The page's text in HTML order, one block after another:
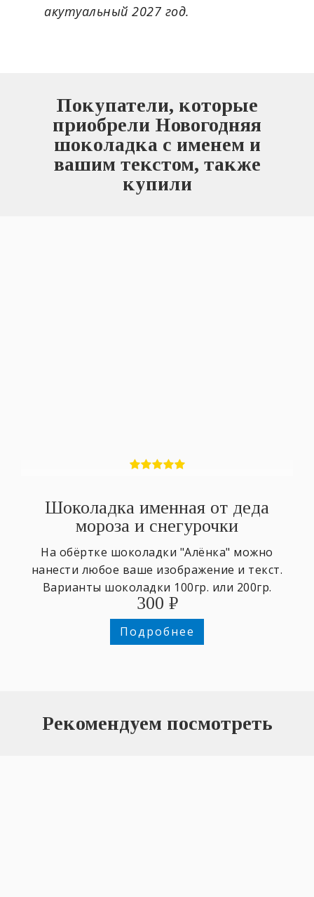
акутуальный 2027 год.
Покупатели, которые
приобрели Новогодняя
шоколадка с именем и
вашим текстом, также
купили
Шоколадка именная от деда
мороза и снегурочки
На обёртке шоколадки "Алёнка" можно
нанести любое ваше изображение и текст.
Варианты шоколадки 100гр. или 200гр.
300 ₽
Подробнее
Рекомендуем посмотреть